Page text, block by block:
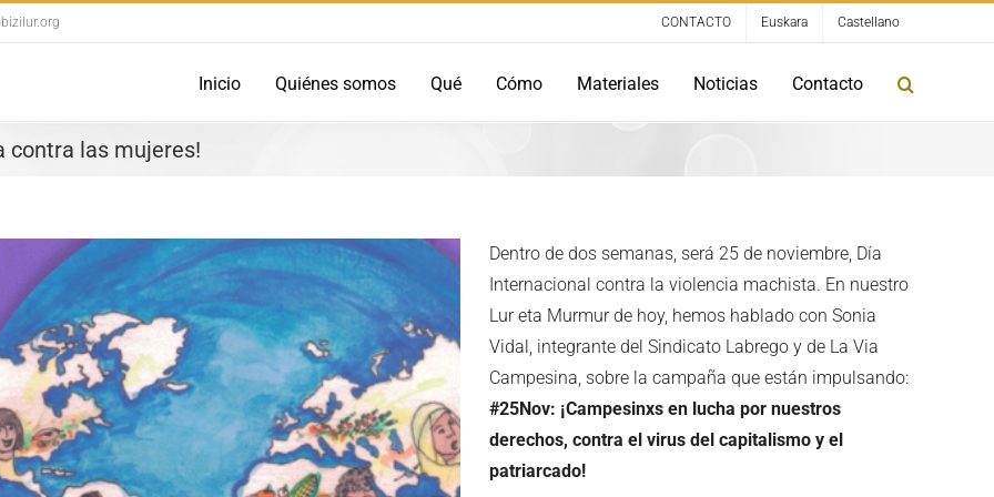
CONTACTO Euskara Castellano
Inicio Quiénes somos Qué Cómo Materiales Noticias Contacto
contra las mujeres!
Dentro de dos semanas, será 25 de noviembre, Día
Internacional contra la violencia machista. En nuestro
Lur eta Murmur de hoy, hemos hablado con Sonia
Vidal, integrante del Sindicato Labrego y de La Via
Campesina, sobre la campaña que están impulsando:
#25Nov: ¡Campesinxs en lucha por nuestros
derechos, contra el virus del capitalismo y el
patriarcado!